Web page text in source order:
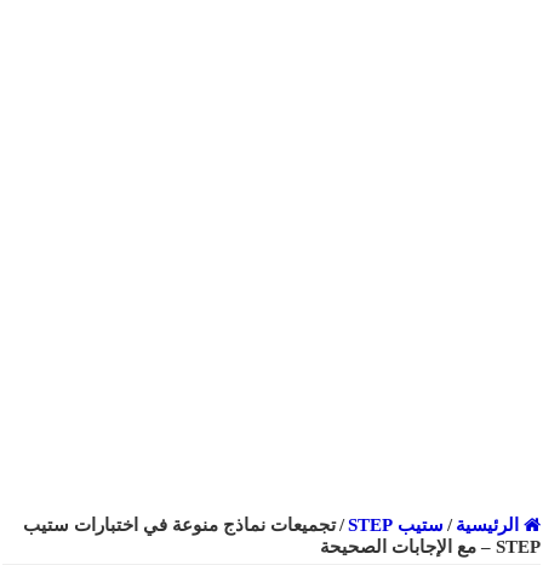
الرئيسية / ستيب STEP / تجميعات نماذج منوعة في اختبارات ستيب
STEP – مع الإجابات الصحيحة